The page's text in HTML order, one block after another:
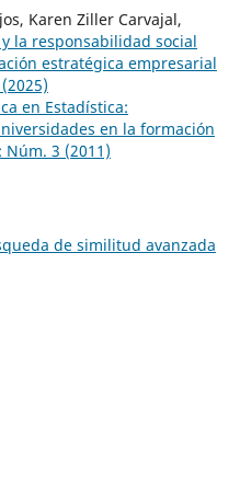
Karen Ziller Carvajal,
la responsabilidad social
estratégica empresarial
en Estadística:
en la formación
Núm. 3 (2011)
de similitud avanzada